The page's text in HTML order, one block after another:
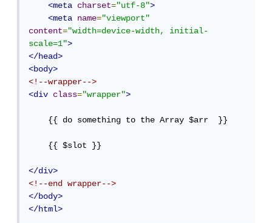
<meta
charset="utf-8">
<meta
name="viewport"
content="width=device-width, initial-
scale=1">
</head>
<body>
<!--wrapper-->
<div
class="wrapper">
    {{ do something to the Array $arr  }}
    {{ $slot }}
</div>
<!--end wrapper-->
</body>
</html>